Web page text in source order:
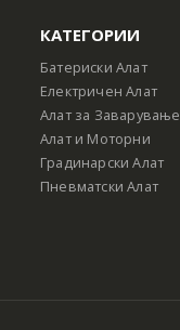
КАТЕГОРИИ
Батериски Алат
Електричен Алат
Алат за Заварување
Алат и Моторни
Градинарски Алат
Пневматски Алат